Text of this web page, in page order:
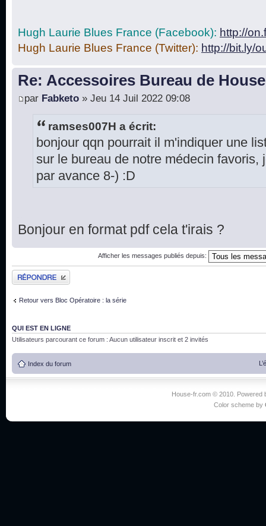
Hugh Laurie Blues France (Facebook): http://
Hugh Laurie Blues France (Twitter): http://bit.ly/
Re: Accessoires Bureau de House
par Fabketo » Jeu 14 Juil 2022 09:08
ramses007H a écrit:
bonjour qqn pourrait il m'indiquer une
sur le bureau de notre médecin favoris,
par avance 8-) :D
Bonjour en format pdf cela t'irais ?
Afficher les messages publiés depuis:
Publier une réponse
Retour vers Bloc Opératoire : la série
QUI EST EN LIGNE
Utilisateurs parcourant ce forum : Aucun utilisateur inscrit et 2 invités
Index du forum
House-fr.com © 2010. Powered
Color scheme by